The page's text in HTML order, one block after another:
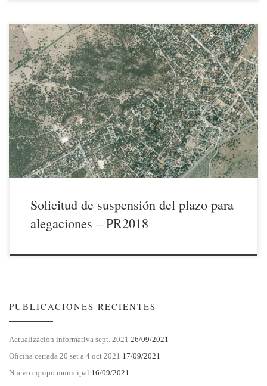
19/07/2018 En el dia de ayer nuestra Asociación ha enviado al
Ayuntamiento de El Escorial una solicitud de suspensión del
procedimiento de alegaciones al nuevo Proyecto de Reparcelación
hasta la subsanación de los errores detectados con la publicación de
una versión corregida. Su admisión supone en la práctica paralizar,
hasta […]
Solicitud de suspensión del plazo para
alegaciones – PR2018
PUBLICACIONES RECIENTES
Actualización informativa sept. 2021 26/09/2021
Oficina cerrada 20 set a 4 oct 2021 17/09/2021
Nuevo equipo municipal 16/09/2021